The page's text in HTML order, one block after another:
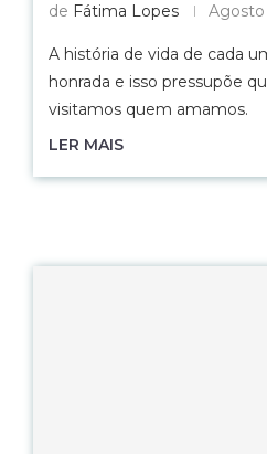
de Fátima Lopes Agosto
A história de vida de cada
honrada e isso pressupõe
visitamos quem amamos.
LER MAIS